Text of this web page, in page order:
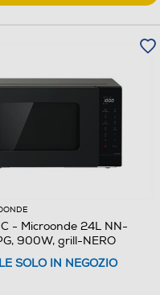
- Microonde 24L NN-
900W, grill-NERO
SOLO IN NEGOZIO